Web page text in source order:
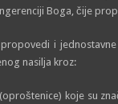
Boga, čije
i
nasilja kroz:
koje su